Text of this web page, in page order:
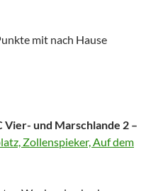
mit nach Hause
Vier- und Marschlande 2 –
Zollenspieker, Auf dem